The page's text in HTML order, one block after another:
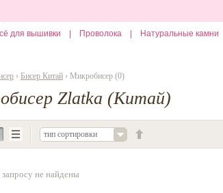
для вышивки Проволока Натуральные камни
› Бисер Китай › Микробисер (0)
Zlatka (Китай)
тип сортировки
не найдены